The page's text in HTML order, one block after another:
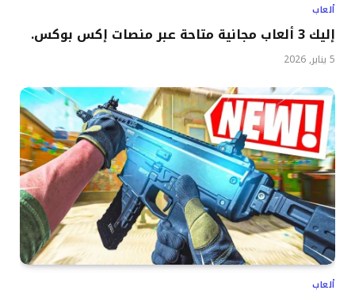
ألعاب
إليك 3 ألعاب مجانية متاحة عبر منصات إكس بوكس.
5 يناير, 2026
ألعاب